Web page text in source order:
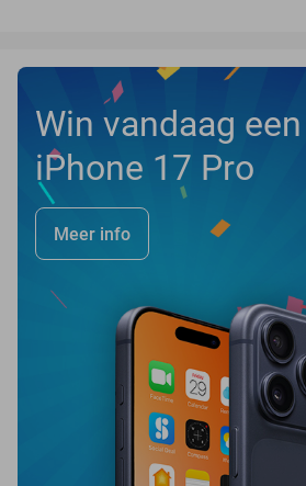
Win vandaag
iPhone 17 Pro
Meer info